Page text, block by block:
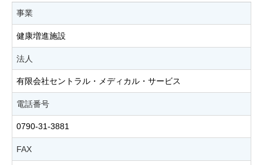
事業
健康増進施設
法人
有限会社セントラル・メディカル・サービス
電話番号
0790-31-3881
FAX